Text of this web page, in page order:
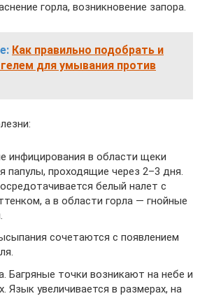
горла, возникновение запора.
Как правильно подобрать и
для умывания против
инфицирования в области щеки
папулы, проходящие через 2–3 дня.
белый налет с
а в области горла — гнойные
сочетаются с появлением
Багряные точки возникают на небе и
Язык увеличивается в размерах, на